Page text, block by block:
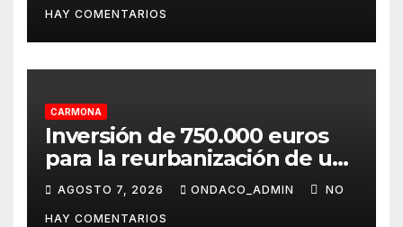
HAY COMENTARIOS
CARMONA
Inversión de 750.000 euros
para la reurbanización de un
tramo de la calle Extramuros
de San Felipe de Carmona
AGOSTO 7, 2026 ONDACO_ADMIN NO
HAY COMENTARIOS